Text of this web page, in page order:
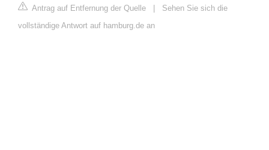
Antrag auf Entfernung der Quelle
Sehen Sie sich die
vollständige Antwort auf hamburg.de an